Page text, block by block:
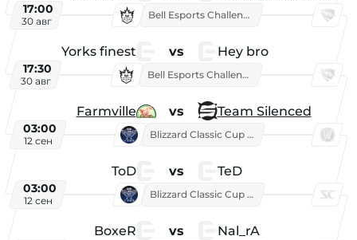
17:00
30 авг
Bell Esports Challenge 2026
Yorks finest vs Hey bro
17:30
30 авг
Bell Esports Challenge 2026
Farmville vs Team Silenced
03:00
12 сен
Blizzard Classic Cup 2026
ToD vs TeD
03:00
12 сен
Blizzard Classic Cup 2026
BoxeR vs Nal_rA